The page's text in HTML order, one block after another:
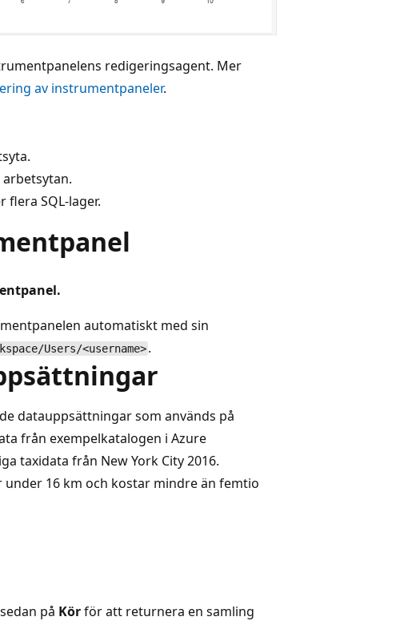
redigeringsagent. Mer
av instrumentpaneler.
SQL-lager.
automatiskt med sin
Users/<username> .
datauppsättningar som används på
från exempelkatalogen i Azure
taxidata från New York City 2016.
16 km och kostar mindre än femtio
på Körför att returnera en samling